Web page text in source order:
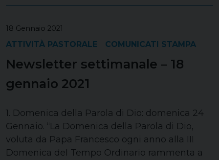
18 Gennaio 2021
ATTIVITÀ PASTORALE COMUNICATI STAMPA
Newsletter settimanale – 18
gennaio 2021
1. Domenica della Parola di Dio: domenica 24
Gennaio. “La Domenica della Parola di Dio,
voluta da Papa Francesco ogni anno alla III
Domenica del Tempo Ordinario rammenta a